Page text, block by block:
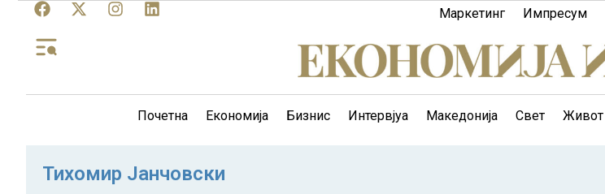
Маркетинг Импресум
Почетна Економија Бизнис Интервјуа Македонија Свет Живот
Тихомир Јанчовски